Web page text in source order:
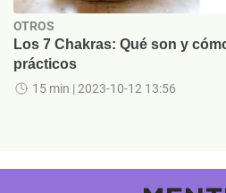
OTROS
Los 7 Chakras: Qué son y
prácticos
15 min | 2023-10-12 13:56